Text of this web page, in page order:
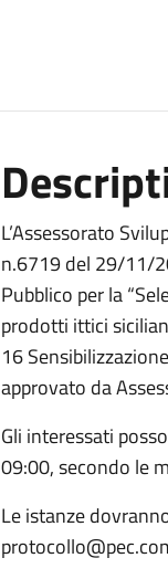
L’Assessorato
n.6719 del 29/11/
Pubblico per la
prodotti ittici
16
approvato da
Gli interessati
09:00, secondo le
Le istanze